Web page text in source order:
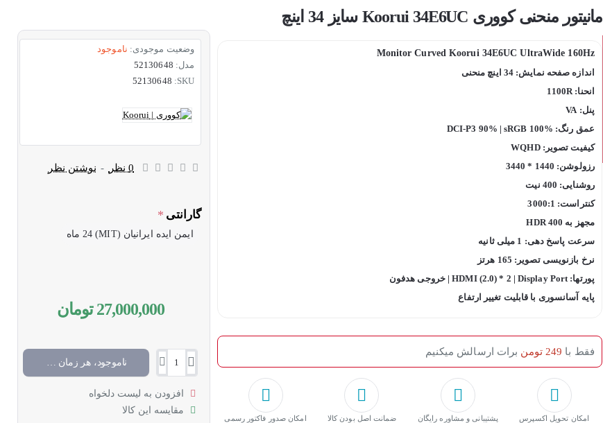
مانیتور منحنی کووری Koorui 34E6UC سایز 34 اینچ
Monitor Curved Koorui 34E6UC UltraWide 160Hz
اندازه صفحه نمایش: 34 اینچ منحنی
انحنا: 1100R
پنل: VA
عمق رنگ: DCI-P3 90% | sRGB 100%
کیفیت تصویر: WQHD
رزولوشن: 1440 * 3440
روشنایی: 400 نیت
کنتراست: 3000:1
مجهز به HDR 400
سرعت پاسخ دهی: 1 میلی ثانیه
نرخ بازنویسی تصویر: 165 هرتز
پورتها: HDMI (2.0) * 2 | Display Port | خروجی هدفون
پایه آسانسوری با قابلیت تغییر ارتفاع
امکان تحویل اکسپرس پشتیبانی و مشاوره رایگان ﺿﻤﺎﻧﺖ اﺻﻞ ﺑﻮدن ﮐﺎﻟﺎ امکان صدور فاکتور رسمی
فقط با 249 تومن برات ارسالش میکنیم
وضعیت موجودی: ناموجود
مدل: 52130648
SKU:
52130648
0 نظر - نوشتن نظر
گارانتی
ایمن ایده ایرانیان (MIT) 24 ماه
27,000,000 تومان
ناموجود، هر زمان موجود شد خبرم کن
افزودن به لیست دلخواه
مقایسه این کالا